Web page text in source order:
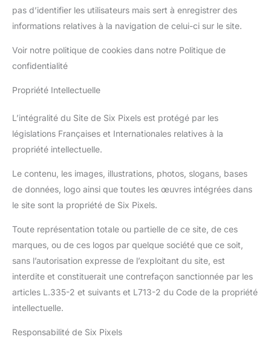
pas d’identifier les utilisateurs mais sert à enregistrer des
informations relatives à la navigation de celui-ci sur le site.
Voir notre politique de cookies dans notre Politique de
confidentialité
Propriété Intellectuelle
L’intégralité du Site de Six Pixels est protégé par les
législations Françaises et Internationales relatives à la
propriété intellectuelle.
Le contenu, les images, illustrations, photos, slogans, bases
de données, logo ainsi que toutes les œuvres intégrées dans
le site sont la propriété de Six Pixels.
Toute représentation totale ou partielle de ce site, de ces
marques, ou de ces logos par quelque société que ce soit,
sans l’autorisation expresse de l’exploitant du site, est
interdite et constituerait une contrefaçon sanctionnée par les
articles L.335-2 et suivants et L713-2 du Code de la propriété
intellectuelle.
Responsabilité de Six Pixels